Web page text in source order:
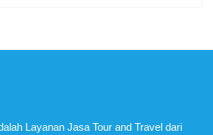
Layanan Jasa Tour and Travel dari